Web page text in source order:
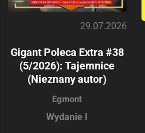
29.07.2026
Gigant Poleca Extra #38
(5/2026): Tajemnice
(Nieznany autor)
Egmont
Wydanie I